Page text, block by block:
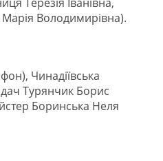
Володимирівна).
Чинадіївська
Турянчик Борис
Боринська Неля